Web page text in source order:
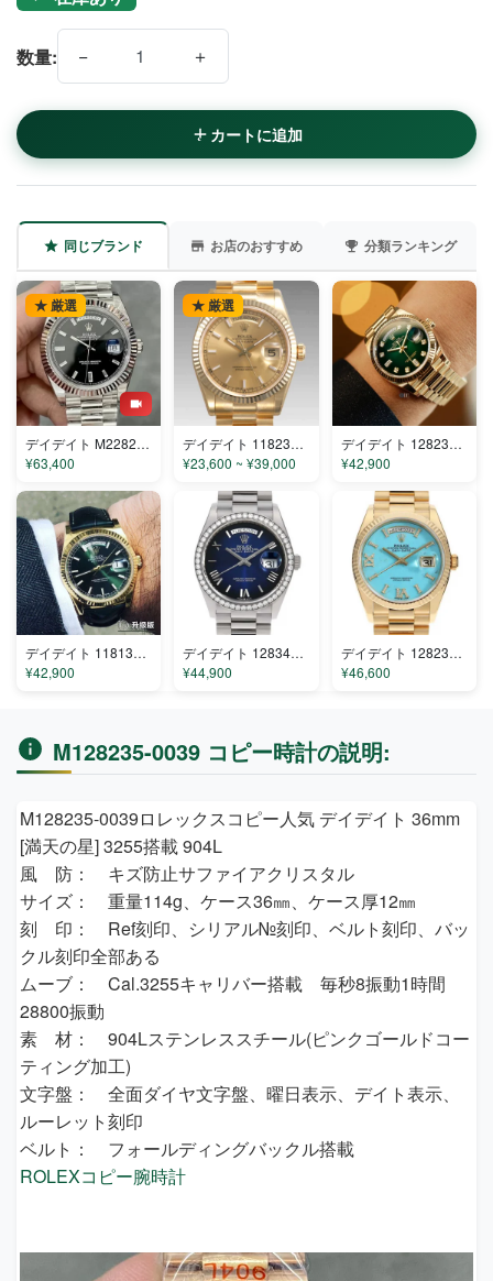
数量: − ＋
カートに追加
同じブランド お店のおすすめ 分類ランキング
★ 厳選
デイデイト M228236-0004 コピー
¥63,400
★ 厳選
デイデイト 118238 コピー
¥23,600 ~ ¥39,000
デイデイト 128238-0130 コピー
¥42,900
デイデイト 118135/118138/118139 コピー
¥42,900
デイデイト 128349RBR コピー
¥44,900
デイデイト 128238ac コピー
¥46,600
M128235-0039 コピー時計の説明:
M128235-0039ロレックスコピー人気 デイデイト 36mm
[満天の星] 3255搭載 904L
風 防： キズ防止サファイアクリスタル
サイズ： 重量114g、ケース36㎜、ケース厚12㎜
刻 印： Ref刻印、シリアル№刻印、ベルト刻印、バッ
クル刻印全部ある
ムーブ： Cal.3255キャリバー搭載 毎秒8振動1時間
28800振動
素 材： 904Lステンレススチール(ピンクゴールドコー
ティング加工)
文字盤： 全面ダイヤ文字盤、曜日表示、デイト表示、
ルーレット刻印
ベルト： フォールディングバックル搭載
ROLEXコピー腕時計